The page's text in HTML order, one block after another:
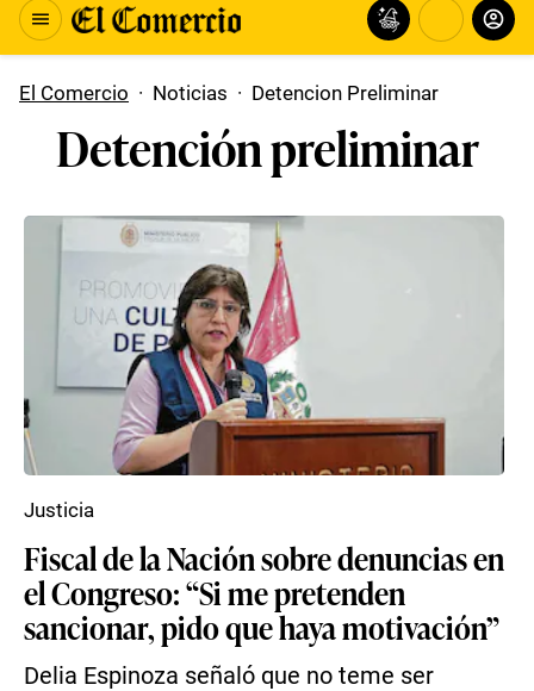
El Comercio · Noticias · Detencion Preliminar
Detención preliminar
Fiscal de la Nación sobre denuncias en
el Congreso: “Si me pretenden
sancionar, pido que haya motivación”
Delia Espinoza señaló que no teme ser
Justicia